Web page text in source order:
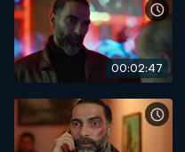
00:02:47